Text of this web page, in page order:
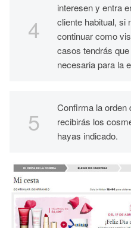
interesen y entra
cliente habitual, si
continuar como
casos tendrás
necesaria para la
Confirma la orden
recibirás los
hayas indicado.